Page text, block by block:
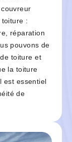
:
réparation
pouvons de
toiture et
la toiture
est essentiel
de